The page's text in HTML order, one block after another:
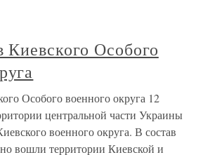
Киевского Особого
Особого военного округа 12
центральной части Украины
военного округа. В состав
вошли территории Киевской и